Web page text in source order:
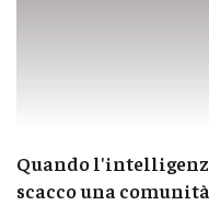
Quando
scacco una comunità